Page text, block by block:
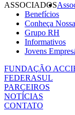
ASSOCIADOS
Benefícios
Conheça
Grupo RH
Informativos
Jovens
FUNDAÇÃO
FEDERASUL
PARCEIROS
NOTÍCIAS
CONTATO